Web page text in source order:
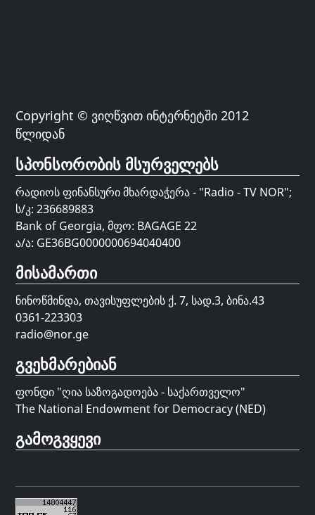
Copyright © ვიღწვით ინტერნეტში 2012
წლიდან
სპონსორობის მსურველებს
რადიოს ფინანსური მხარდაჭერა - "Radio - TV NOR";
ს/კ: 236689883
Bank of Georgia, მფო: BAGAGE 22
ა/ა: GE36BG0000000694040400
მისამართი
ნინოწმინდა, თავისუფლების ქ. 7, სად.3, ბინა.43
0361-223303
radio@nor.ge
გვეხმარებიან
ფონდი "ღია საზოგადოება - საქართველო"
The National Endowment for Democracy (NED)
გამოგვყევი